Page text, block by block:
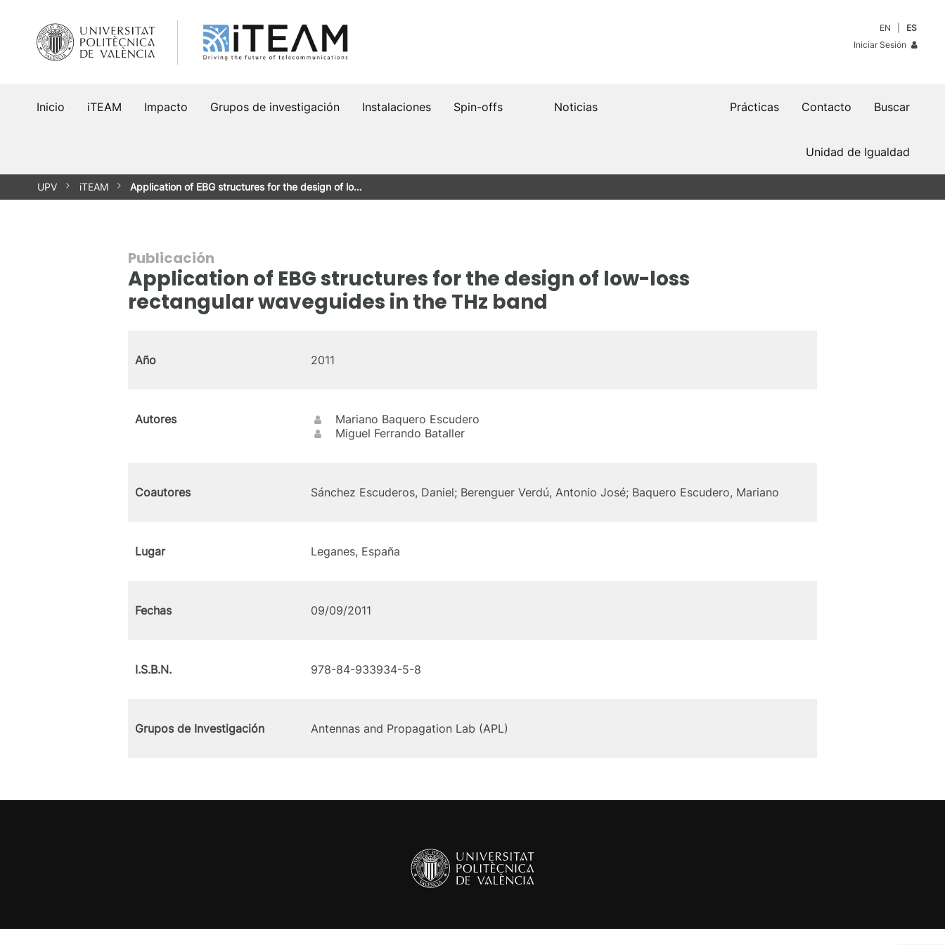
contenido
EN
ES
Iniciar Sesión
Inicio iTEAM Impacto Grupos de investigación Instalaciones Spin-offs Buscar
Contacto
Prácticas
Noticias
Unidad de Igualdad
UPV iTEAM Application of EBG structures for the design of lo…
Publicación
Application of EBG structures for the design of low-loss
rectangular waveguides in the THz band
Año 2011
Autores
Mariano Baquero Escudero
Miguel Ferrando Bataller
Coautores Sánchez Escuderos, Daniel; Berenguer Verdú, Antonio José; Baquero Escudero, Mariano
Lugar Leganes, España
Fechas 09/09/2011
I.S.B.N. 978-84-933934-5-8
Grupos de Investigación Antennas and Propagation Lab (APL)